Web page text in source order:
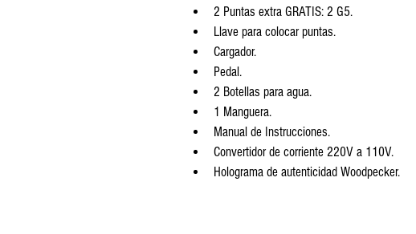
2 Puntas extra GRATIS: 2 G5.
Llave para colocar puntas.
Cargador.
Pedal.
2 Botellas para agua.
1 Manguera.
Manual de Instrucciones.
Convertidor de corriente 220V a 110V.
Holograma de autenticidad Woodpecker.